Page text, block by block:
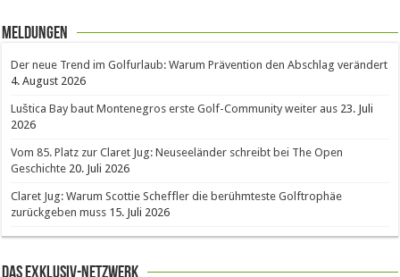
Meldungen
Der neue Trend im Golfurlaub: Warum Prävention den Abschlag verändert
4. August 2026
Luštica Bay baut Montenegros erste Golf-Community weiter aus 23. Juli
2026
Vom 85. Platz zur Claret Jug: Neuseeländer schreibt bei The Open
Geschichte 20. Juli 2026
Claret Jug: Warum Scottie Scheffler die berühmteste Golftrophäe
zurückgeben muss 15. Juli 2026
Das Exklusiv-Netzwerk